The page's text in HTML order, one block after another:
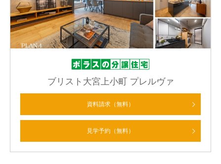
ブリスト大宮上小町 プレルヴァ
資料請求（無料）
見学予約（無料）